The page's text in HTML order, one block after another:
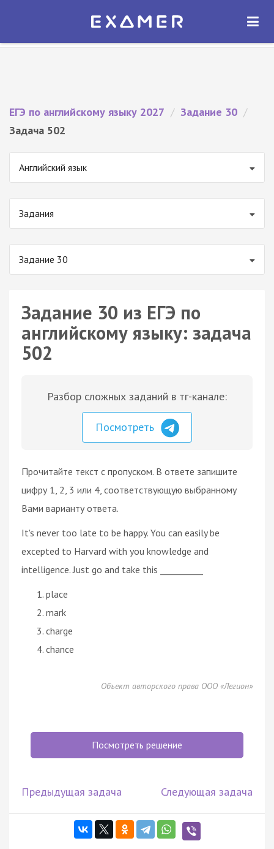
Экзамер — ЕГЭ 2027
ОТКРЫТЬ
ЕГЭ по английскому языку 2027 / Задание 30 /
Задача 502
Английский язык
Задания
Задание 30
Задание 30 из ЕГЭ по
английскому языку: задача
502
Разбор сложных заданий в тг-канале:
Посмотреть
Прочитайте текст с пропуском. В ответе запишите
цифру 1, 2, 3 или 4, соответствующую выбранному
Вами варианту ответа.
It's never too late to be happy. You can easily be
excepted to Harvard with you knowledge and
intelligence. Just go and take this __________
place
mark
charge
chance
Объект авторского права ООО «Легион»
Посмотреть решение
Предыдущая задача Следующая задача